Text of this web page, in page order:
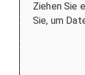
Ziehen Sie
Sie, um